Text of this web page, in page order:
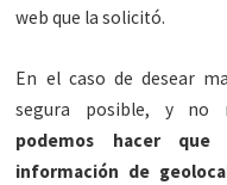
web que la solicitó.
En el caso de desear
segura posible, y no
podemos hacer que
información de